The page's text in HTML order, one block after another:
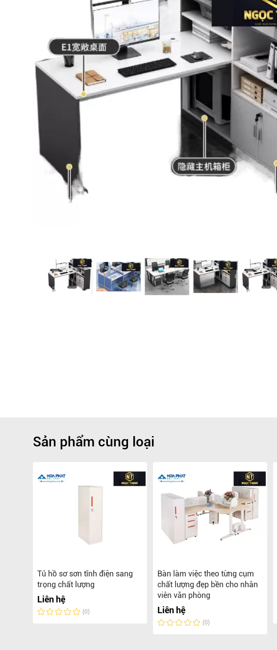
Bếp từ-Bếp hồng ngoại
Ray trượt – bản lề – tay nắm cửa
Phụ kiện tủ bếp dưới
Giá để bát đĩa đa năng
Giá để dao thớt
Kệ để chất tẩy rửa
Kệ góc liên hoàn
Sản phẩm cùng loại
Tủ hồ sơ sơn tĩnh điện sang
trọng chất lượng
Liên hệ
(0)
Bàn làm việc theo từng cụm
chất lượng đẹp bền cho nhân
viên văn phòng
Liên hệ
(0)